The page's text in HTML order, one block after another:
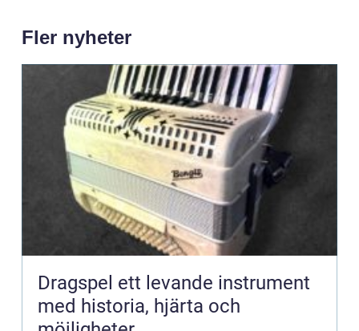
Fler nyheter
Dragspel ett levande instrument
med historia, hjärta och